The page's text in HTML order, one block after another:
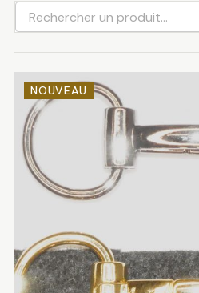
Rechercher
un
produit
NOUVEAU